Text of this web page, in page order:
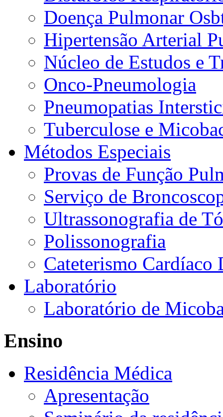
Doença Pulmonar
Hipertensão Arterial
Núcleo de Estudos e
Onco-Pneumologia
Pneumopatias
Tuberculose e
Métodos Especiais
Provas de Função
Serviço de
Ultrassonografia de
Polissonografia
Cateterismo Cardíaco
Laboratório
Laboratório de
Ensino
Residência Médica
Apresentação